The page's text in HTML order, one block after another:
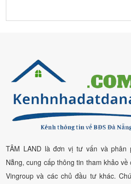
TÂM LAND là đơn vị tư vấn và
Nẵng, cung cấp thông tin tham khảo
Vingroup và các chủ đầu tư khác.